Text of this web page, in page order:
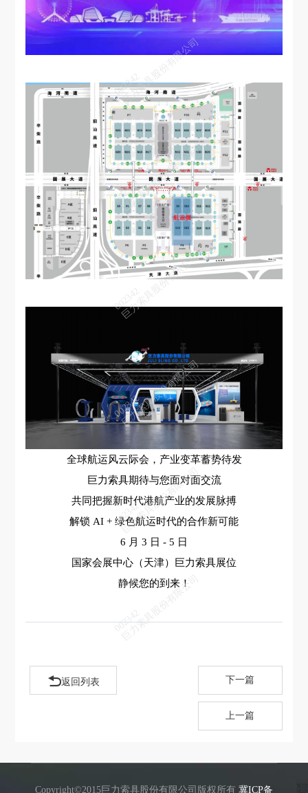
全球航运风云际会，产业变革蓄势待发
巨力索具期待与您面对面交流
共同把握新时代港航产业的发展脉搏
解锁 AI + 绿色航运时代的合作新可能
6 月 3 日 - 5 日
国家会展中心（天津）巨力索具展位
静候您的到来！
返回列表 下一篇
上一篇
002342
巨力索具股份有限公司
002342
巨力索具股份有限公司
巨力索具股份有限公司
002342
巨力索具股份有限公司
002342
巨力索具股份有限公司
002342
巨力索具股份有限公司
Copyright©2015巨力索具股份有限公司版权所有 冀ICP备